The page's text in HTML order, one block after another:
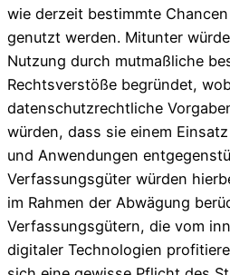
wie derzeit bestimmte
genutzt werden. Mitunter
Nutzung durch mutmaßliche
Rechtsverstöße begründet,
datenschutzrechtliche
würden, dass sie einem
und Anwendungen
Verfassungsgüter würden
im Rahmen der Abwägung
Verfassungsgütern, die vom
digitaler Technologien